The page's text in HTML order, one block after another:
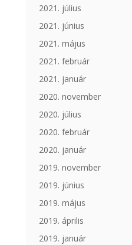
2021. július
2021. június
2021. május
2021. február
2021. január
2020. november
2020. július
2020. február
2020. január
2019. november
2019. június
2019. május
2019. április
2019. január